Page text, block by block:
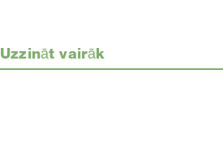
Uzzināt vairāk